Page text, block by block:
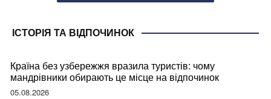
ІСТОРІЯ ТА ВІДПОЧИНОК
Країна без узбережжя вразила туристів: чому
мандрівники обирають це місце на відпочинок
05.08.2026